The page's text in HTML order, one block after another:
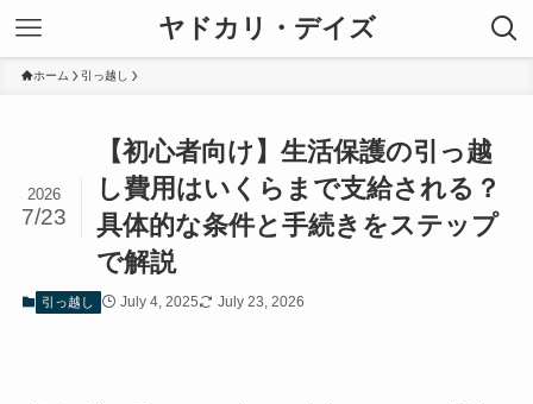
ヤドカリ・デイズ
ホーム 引っ越し
【初心者向け】生活保護の引っ越
し費用はいくらまで支給される？
具体的な条件と手続きをステップ
で解説
2026
7/23
引っ越し July 4, 2025 July 23, 2026